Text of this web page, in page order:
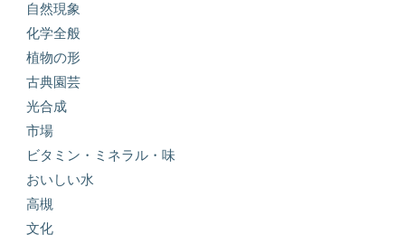
自然現象
化学全般
植物の形
古典園芸
光合成
市場
ビタミン・ミネラル・味
おいしい水
高槻
文化